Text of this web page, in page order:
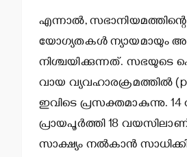
എന്നാല്‍,
യോഗ്യതകള്‍ ന്യായമായും
നിശ്ചയിക്കുന്നത്. സഭയുടെ
വായ വ്യവഹാരക്രമത്തില്‍
ഇവിടെ പ്രസക്തമാകുന്നു.
പ്രായപൂര്‍ത്തി 18
സാക്ഷ്യം നല്‍കാന്‍